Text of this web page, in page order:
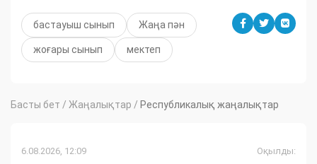
бастауыш сынып Жаңа пән
жоғары сынып мектеп
Басты бет / Жаңалықтар / Республикалық жаңалықтар
6.08.2026, 12:09 Оқылды: